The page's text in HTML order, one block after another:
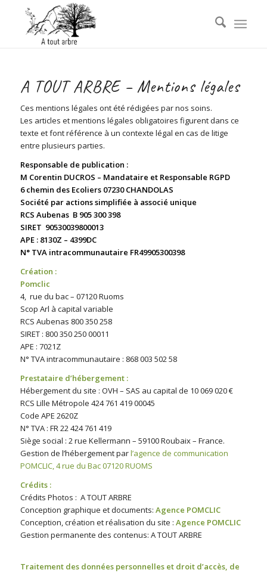
A TOUT ARBRE – Mentions légales
Ces mentions légales ont été rédigées par nos soins.
Les articles et mentions légales obligatoires figurent dans ce
texte et font référence à un contexte légal en cas de litige
entre plusieurs parties.
Responsable de publication :
M Corentin DUCROS – Mandataire et Responsable RGPD
6 chemin des Ecoliers 07230 CHANDOLAS
Société par actions simplifiée à associé unique
RCS Aubenas B 905 300 398
SIRET 90530039800013
APE : 8130Z – 4399DC
N° TVA intracommunautaire FR49905300398
Création :
Pomclic
4, rue du bac – 07120 Ruoms
Scop Arl à capital variable
RCS Aubenas 800 350 258
SIRET : 800 350 250 00011
APE : 7021Z
N° TVA intracommunautaire : 868 003 502 58
Prestataire d’hébergement :
Hébergement du site : OVH – SAS au capital de 10 069 020 €
RCS Lille Métropole 424 761 419 00045
Code APE 2620Z
N° TVA : FR 22 424 761 419
Siège social : 2 rue Kellermann – 59100 Roubaix – France.
Gestion de l’hébergement parl’agence de communication
POMCLIC, 4 rue du Bac 07120 RUOMS
Crédits :
Crédits Photos : A TOUT ARBRE
Conception graphique et documents: Agence POMCLIC
Conception, création et réalisation du site : Agence POMCLIC
Gestion permanente des contenus: A TOUT ARBRE
Traitement des données personnelles et droit d’accès, de